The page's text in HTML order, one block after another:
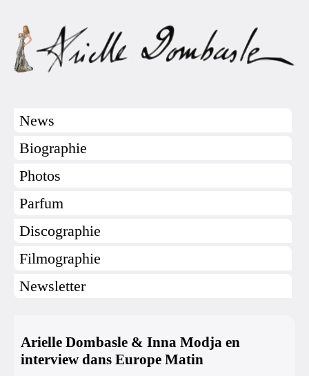
News
Biographie
Photos
Parfum
Discographie
Filmographie
Newsletter
Arielle Dombasle & Inna Modja en
interview dans Europe Matin